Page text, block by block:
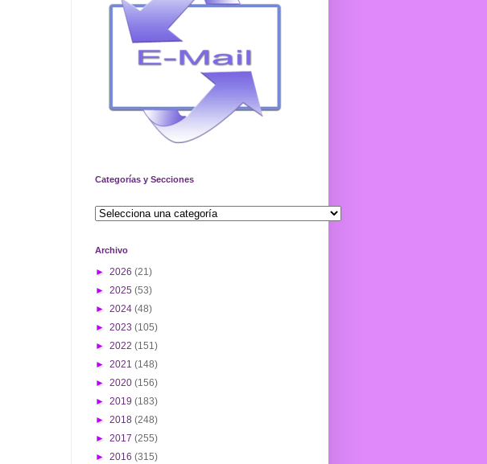
Categorías y Secciones
Archivo
► 2026 (21)
► 2025 (53)
► 2024 (48)
► 2023 (105)
► 2022 (151)
► 2021 (148)
► 2020 (156)
► 2019 (183)
► 2018 (248)
► 2017 (255)
► 2016 (315)